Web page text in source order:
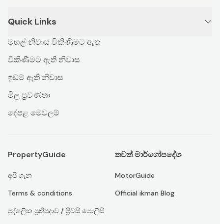
Quick Links
මහල් නිවාස විකිණීමට ඇත
විකිණීමට ඇති නිවාස
ඉඩම් ඇති නිවාස
මිල ප්‍රවණතා
දේපළ මෙවලම්
PropertyGuide
අපි ගැන
Terms & conditions
පුද්ගලික ප්‍රතිපදාව / ප්‍රිවසි පොලිසි
තවත් මාර්ගෝපදේශ
MotorGuide
Official ikman Blog